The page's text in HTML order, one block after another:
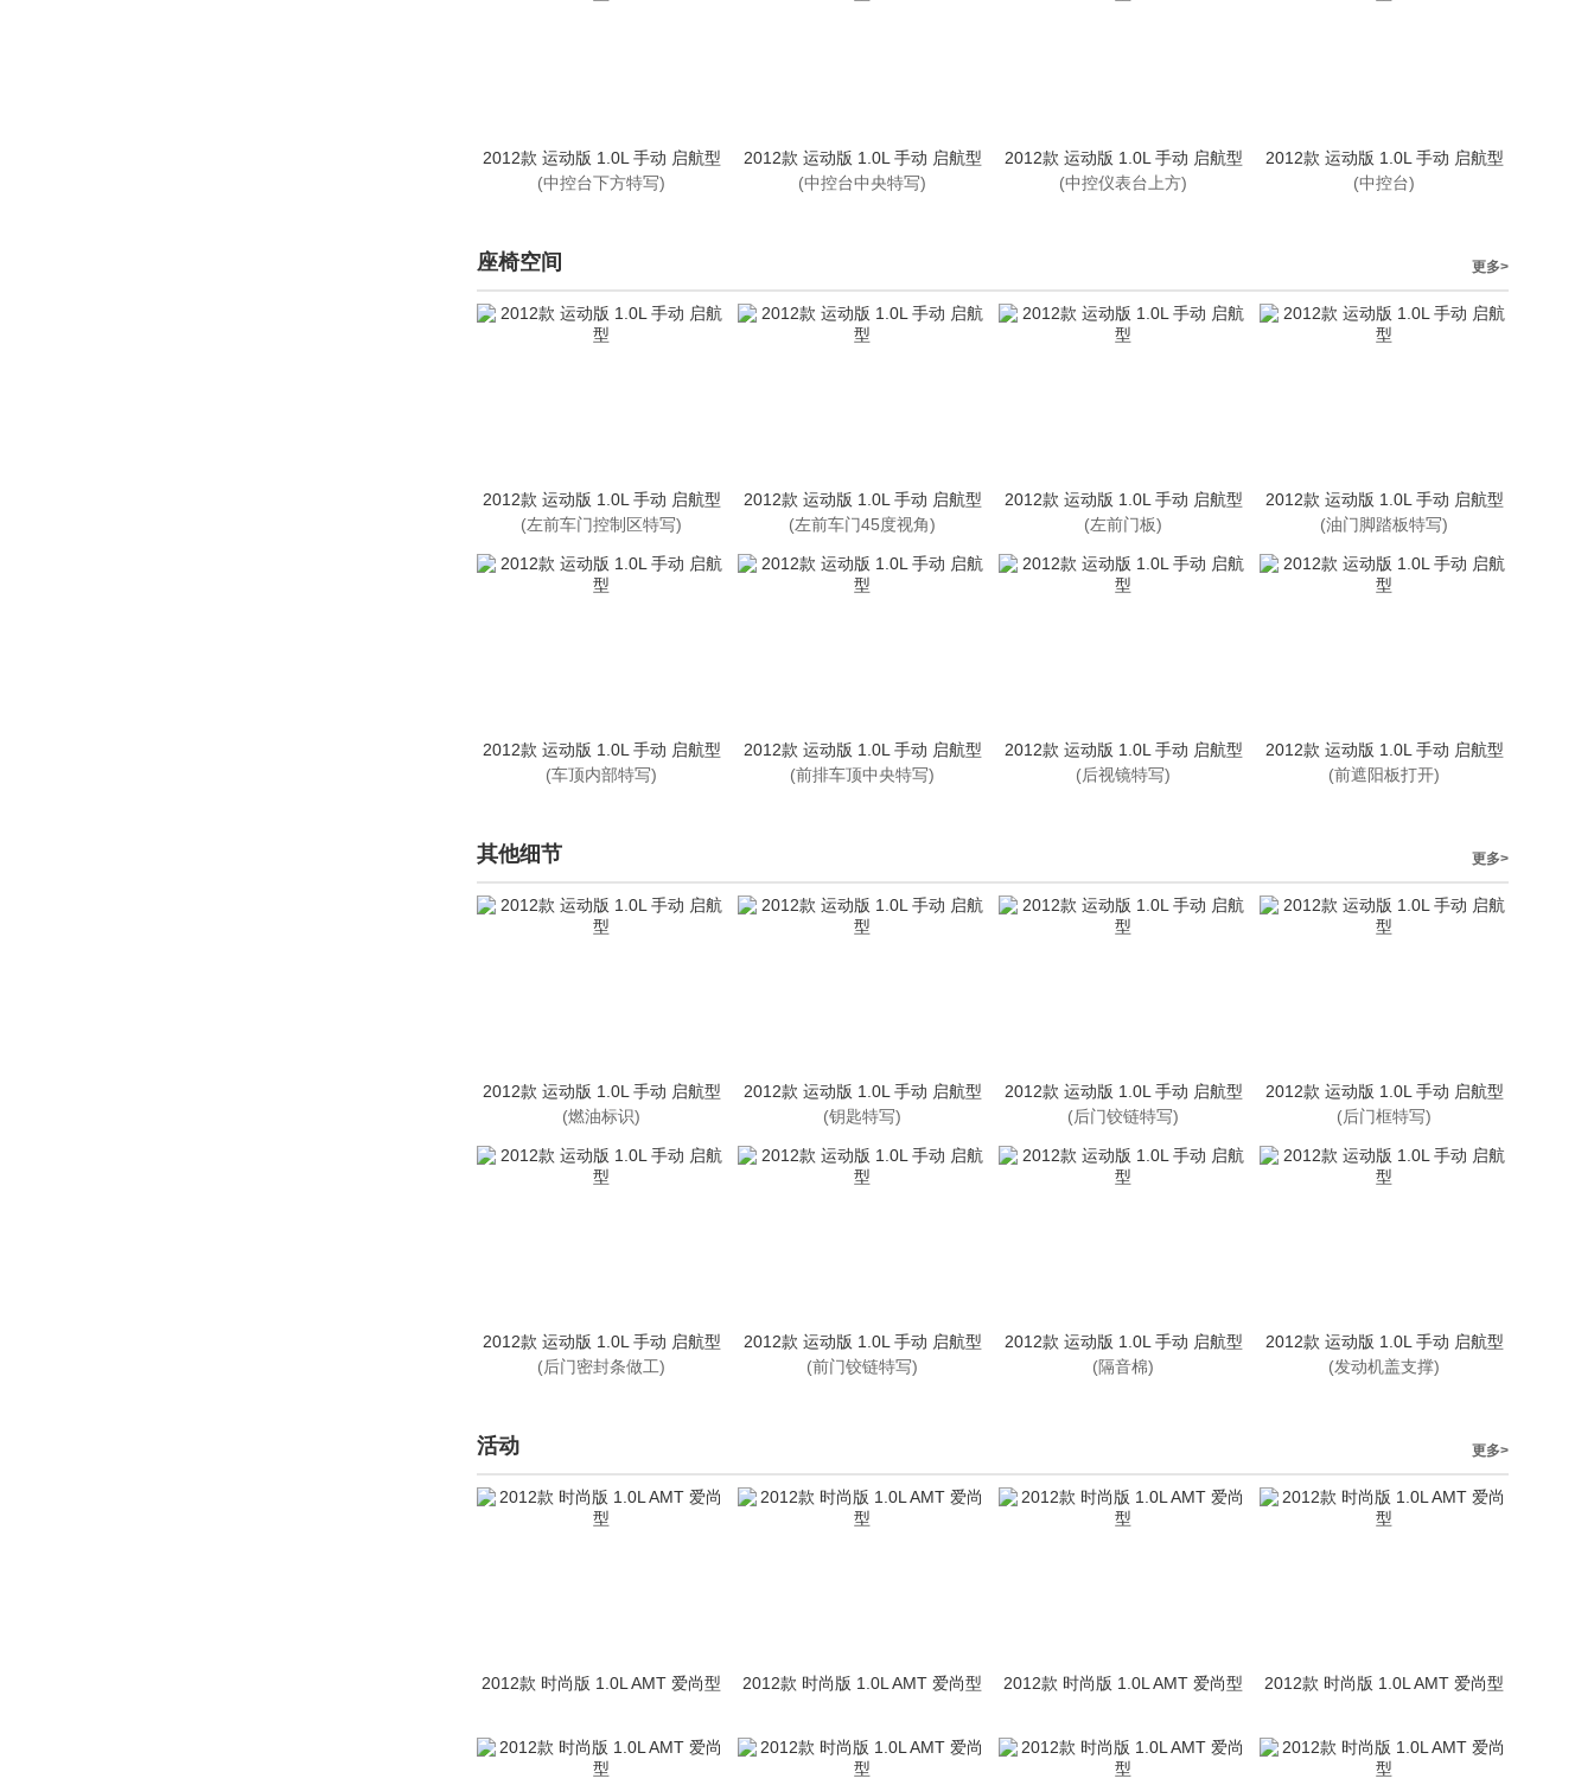
2012款 运动版 1.0L 手动 启航型
(中控台下方特写)
2012款 运动版 1.0L 手动 启航型
(中控台中央特写)
2012款 运动版 1.0L 手动 启航型
(中控仪表台上方)
2012款 运动版 1.0L 手动 启航型
(中控台)
座椅空间 更多>
2012款 运动版 1.0L 手动 启航型
(左前车门控制区特写)
2012款 运动版 1.0L 手动 启航型
(左前车门45度视角)
2012款 运动版 1.0L 手动 启航型
(左前门板)
2012款 运动版 1.0L 手动 启航型
(油门脚踏板特写)
2012款 运动版 1.0L 手动 启航型
(车顶内部特写)
2012款 运动版 1.0L 手动 启航型
(前排车顶中央特写)
2012款 运动版 1.0L 手动 启航型
(后视镜特写)
2012款 运动版 1.0L 手动 启航型
(前遮阳板打开)
其他细节 更多>
2012款 运动版 1.0L 手动 启航型
(燃油标识)
2012款 运动版 1.0L 手动 启航型
(钥匙特写)
2012款 运动版 1.0L 手动 启航型
(后门铰链特写)
2012款 运动版 1.0L 手动 启航型
(后门框特写)
2012款 运动版 1.0L 手动 启航型
(后门密封条做工)
2012款 运动版 1.0L 手动 启航型
(前门铰链特写)
2012款 运动版 1.0L 手动 启航型
(隔音棉)
2012款 运动版 1.0L 手动 启航型
(发动机盖支撑)
活动 更多>
2012款 时尚版 1.0L AMT 爱尚型 2012款 时尚版 1.0L AMT 爱尚型 2012款 时尚版 1.0L AMT 爱尚型 2012款 时尚版 1.0L AMT 爱尚型